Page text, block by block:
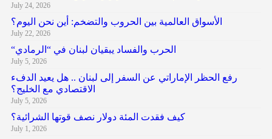
July 24, 2026
الأسواق العالمية بين الحروب والتضخم: أين نحن اليوم؟
July 22, 2026
“الحرب والفساد يبقيان لبنان في “الرمادي
July 5, 2026
رفع الحظر الإماراتي عن السفر إلى لبنان .. هل يعيد الدفء
الاقتصادي مع الخليج؟
July 5, 2026
كيف فقدت المئة دولار نصف قوتها الشرائية؟
July 1, 2026